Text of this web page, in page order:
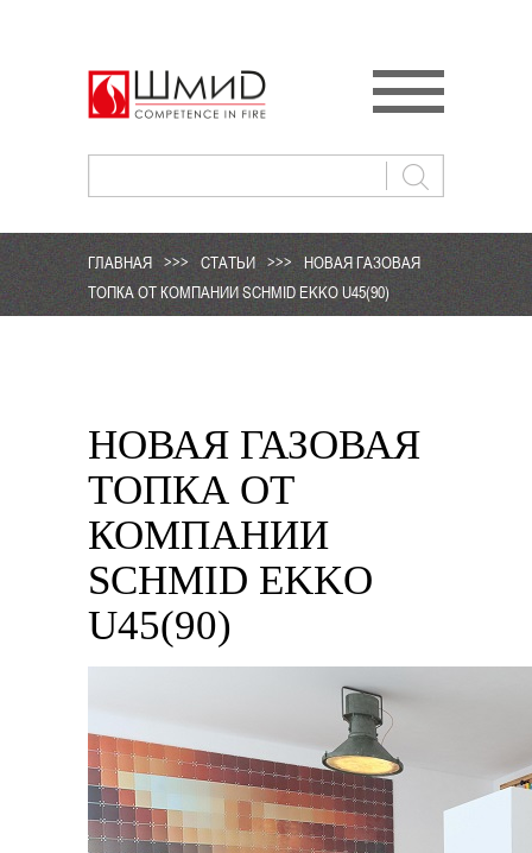
ГЛАВНАЯ >>> СТАТЬИ >>>
НОВАЯ ГАЗОВАЯ
ТОПКА ОТ КОМПАНИИ SCHMID EKKO U45(90)
НОВАЯ ГАЗОВАЯ
ТОПКА ОТ
КОМПАНИИ
SCHMID EKKO
U45(90)